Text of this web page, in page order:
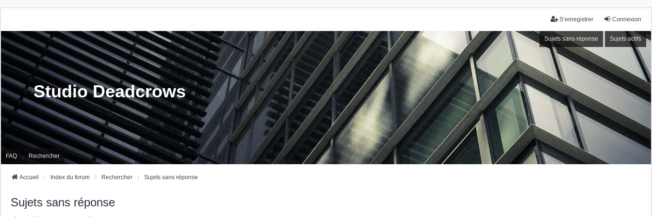
Connexion
S’enregistrer
Sujets sans réponse Sujets actifs
Studio Deadcrows
FAQ Rechercher
Accueil Index du forum Rechercher Sujets sans réponse
Sujets sans réponse